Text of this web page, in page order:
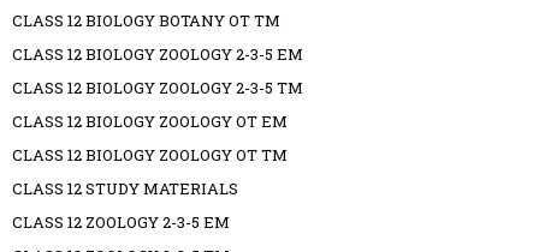
CLASS 12 BIOLOGY BOTANY OT TM
CLASS 12 BIOLOGY ZOOLOGY 2-3-5 EM
CLASS 12 BIOLOGY ZOOLOGY 2-3-5 TM
CLASS 12 BIOLOGY ZOOLOGY OT EM
CLASS 12 BIOLOGY ZOOLOGY OT TM
CLASS 12 STUDY MATERIALS
CLASS 12 ZOOLOGY 2-3-5 EM